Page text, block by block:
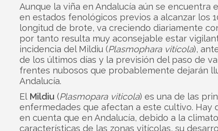
Aunque la viña en Andalucía aún se encuentra
en estados fenológicos previos a alcanzar los
longitud de brote, va creciendo diariamente
por tanto resulta muy aconsejable estar
incidencia del Mildiu (Plasmophara vitícola),
de los últimos días y la previsión del paso de
frentes nubosos que probablemente dejarán
Andalucía.
El Mildiu (Plasmopara viticola) es una de las
enfermedades que afectan a este cultivo. Hay
en cuenta que en Andalucía, debido a la
características de las zonas vitícolas, su